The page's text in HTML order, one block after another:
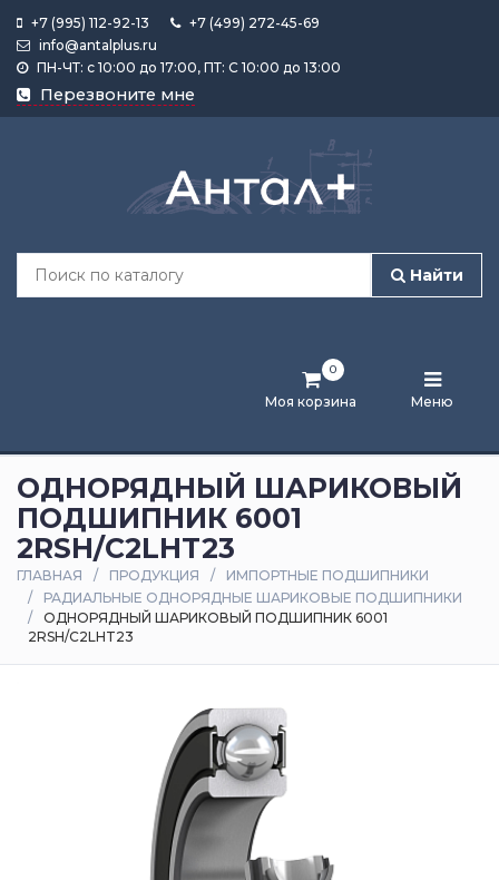
+7 (995) 112-92-13
+7 (499) 272-45-69
info@antalplus.ru
ПН-ЧТ: с 10:00 до 17:00, ПТ: С 10:00 до 13:00
Перезвоните мне
Найти
Моя корзина
0
Меню
Каталог
продукции
Лента
и
статьи
Оплата
и
доставка
Контакты
ОДНОРЯДНЫЙ ШАРИКОВЫЙ
ПОДШИПНИК 6001
2RSH/C2LHT23
ГЛАВНАЯ ПРОДУКЦИЯ
ИМПОРТНЫЕ ПОДШИПНИКИ
РАДИАЛЬНЫЕ ОДНОРЯДНЫЕ ШАРИКОВЫЕ ПОДШИПНИКИ
ОДНОРЯДНЫЙ ШАРИКОВЫЙ ПОДШИПНИК 6001
2RSH/C2LHT23